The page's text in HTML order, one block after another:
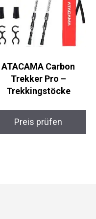
Trekker Pro –
Trekkingstöcke